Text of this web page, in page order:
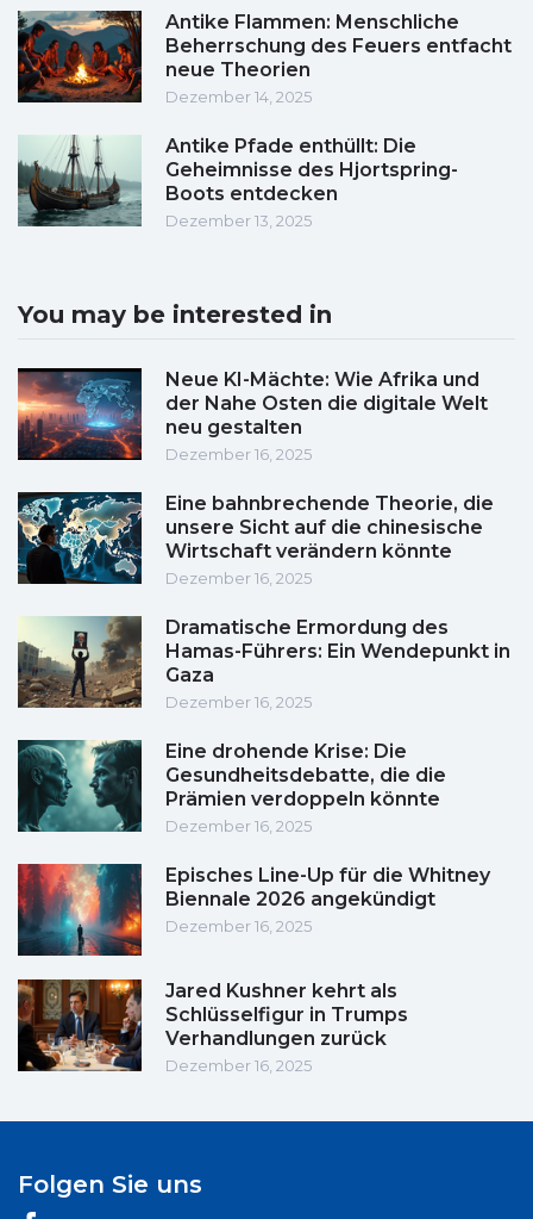
Antike Flammen: Menschliche
Beherrschung des Feuers entfacht
neue Theorien
Dezember 14, 2025
Antike Pfade enthüllt: Die
Geheimnisse des Hjortspring-
Boots entdecken
Dezember 13, 2025
You may be interested in
Neue KI-Mächte: Wie Afrika und
der Nahe Osten die digitale Welt
neu gestalten
Dezember 16, 2025
Eine bahnbrechende Theorie, die
unsere Sicht auf die chinesische
Wirtschaft verändern könnte
Dezember 16, 2025
Dramatische Ermordung des
Hamas-Führers: Ein Wendepunkt in
Gaza
Dezember 16, 2025
Eine drohende Krise: Die
Gesundheitsdebatte, die die
Prämien verdoppeln könnte
Dezember 16, 2025
Episches Line-Up für die Whitney
Biennale 2026 angekündigt
Dezember 16, 2025
Jared Kushner kehrt als
Schlüsselfigur in Trumps
Verhandlungen zurück
Dezember 16, 2025
Folgen Sie uns